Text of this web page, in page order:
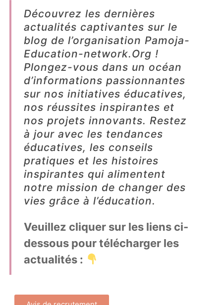
Découvrez les dernières
actualités captivantes sur le
blog de l’organisation Pamoja-
Education-network.Org !
Plongez-vous dans un océan
d’informations passionnantes
sur nos initiatives éducatives,
nos réussites inspirantes et
nos projets innovants. Restez
à jour avec les tendances
éducatives, les conseils
pratiques et les histoires
inspirantes qui alimentent
notre mission de changer des
vies grâce à l’éducation.
Veuillez cliquer sur les liens ci-
dessous pour télécharger les
actualités :